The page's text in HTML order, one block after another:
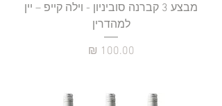
מבצע 3 קברנה סוביניון - וילה קייפ – יין
למהדרין
מחיר